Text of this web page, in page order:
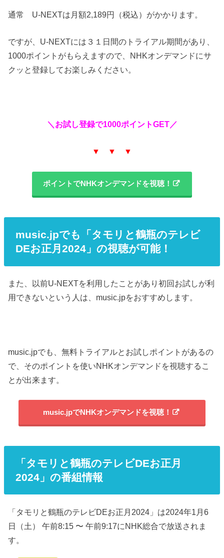
通常 U-NEXTは月額2,189円（税込）がかかります。
ですが、U-NEXTには３１日間のトライアル期間があり、
1000ポイントがもらえますので、NHKオンデマンドにサ
クッと登録してお楽しみください。
＼お試し登録で1000ポイントGET／
▼ ▼ ▼
ポイントでNHKオンデマンドを視聴！
music.jpでも「タモリと鶴瓶のテレビ
DEお正月2024」の視聴が可能！
また、以前U-NEXTを利用したことがあり初回お試しが利
用できないという人は、music.jpをおすすめします。
music.jpでも、無料トライアルとお試しポイントがあるの
で、そのポイントを使いNHKオンデマンドを視聴するこ
とが出来ます。
music.jpでNHKオンデマンドを視聴！
「タモリと鶴瓶のテレビDEお正月
2024」の番組情報
「タモリと鶴瓶のテレビDEお正月2024」は2024年1月6
日（土） 午前8:15 〜 午前9:17にNHK総合で放送されま
す。